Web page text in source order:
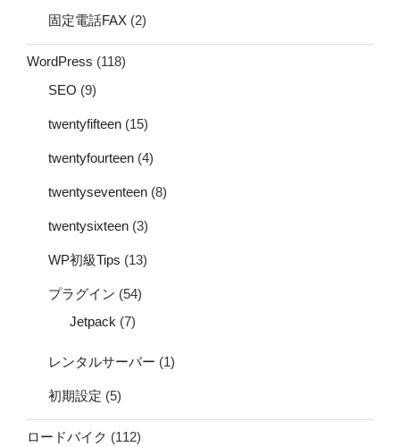
固定電話FAX (2)
WordPress (118)
SEO (9)
twentyfifteen (15)
twentyfourteen (4)
twentyseventeen (8)
twentysixteen (3)
WP初級Tips (13)
プラグイン (54)
Jetpack (7)
レンタルサーバー (1)
初期設定 (5)
ロードバイク (112)